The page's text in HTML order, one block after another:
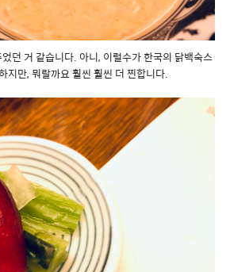
던 거 같습니다. 아니, 이럴수가 한국의 닭백숙스
지만, 뭐랄까요 훨씬 훨씬 더 찐합니다.